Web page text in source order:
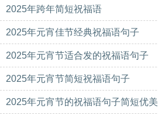
2025年跨年简短祝福语
2025年元宵佳节经典祝福语句子
2025年元宵节适合发的祝福语句子
2025年元宵节简短祝福语句子
2025年元宵节的祝福语句子简短优美